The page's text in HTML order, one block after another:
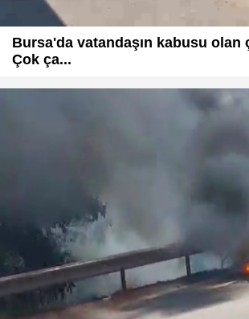
Bursa'da vatandaşın kabusu olan
Çok ça...